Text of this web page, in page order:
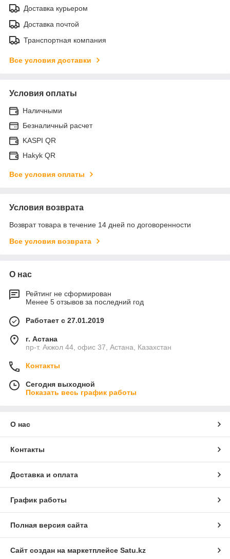
Доставка курьером
Доставка почтой
Транспортная компания
Все условия доставки
Условия оплаты
Наличными
Безналичный расчет
KASPI QR
Hakyk QR
Все условия оплаты
Условия возврата
Возврат товара в течение 14 дней по договоренности
Все условия возврата
О нас
Рейтинг не сформирован
Менее 5 отзывов за последний год
Работает с 27.01.2019
г. Астана
пр-т. Акжол 44, офис 37, Астана, Казахстан
Контакты
Сегодня выходной
Показать весь график работы
О нас
Контакты
Доставка и оплата
График работы
Полная версия сайта
Сайт создан на маркетплейсе Satu.kz